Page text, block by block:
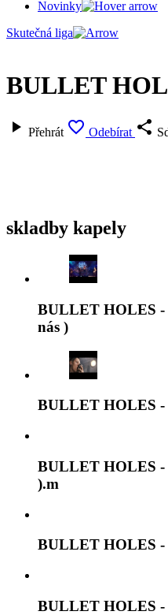
Novinky
Skutečná liga
BULLET
 Přehrát  Odebírat 
skladby kapely
BULLET HOLES
nás )
BULLET HOLES -
BULLET HOLES -
).m
BULLET HOLES -
BULLET HOLES -